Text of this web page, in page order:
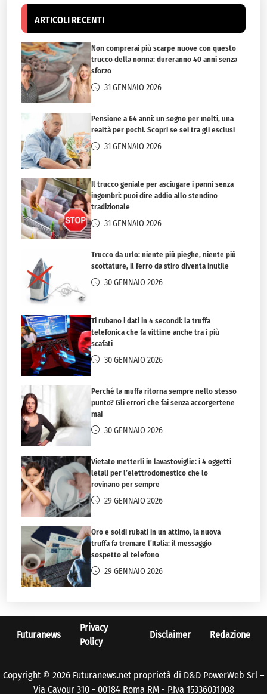
ARTICOLI RECENTI
Non comprerai più scarpe nuove con questo
trucco della nonna: dureranno 40 anni senza
sforzo
31 GENNAIO 2026
Pensione a 64 anni: un sogno per molti, una
realtà per pochi. Scopri se sei tra gli esclusi
31 GENNAIO 2026
Il trucco geniale per asciugare i panni senza
ingombri: puoi dire addio allo stendino
tradizionale
31 GENNAIO 2026
Trucco da urlo: niente più pieghe, niente più
scottature, il ferro da stiro diventa inutile
30 GENNAIO 2026
Ti rubano i dati in 4 secondi: la truffa
telefonica che fa vittime anche tra i più
scafati
30 GENNAIO 2026
Perché la muffa ritorna sempre nello stesso
punto? Gli errori che fai senza accorgertene
mai
30 GENNAIO 2026
Vietato metterli in lavastoviglie: i 4 oggetti
letali per l’elettrodomestico che lo
rovinano per sempre
29 GENNAIO 2026
Oro e soldi rubati in un attimo, la nuova
truffa fa tremare l’Italia: il messaggio
sospetto al telefono
29 GENNAIO 2026
Futuranews
Privacy
Policy
Disclaimer Redazione
Copyright © 2026 Futuranews.net proprietà di D&D PowerWeb Srl –
Via Cavour 310 - 00184 Roma RM - P.Iva 15336031008